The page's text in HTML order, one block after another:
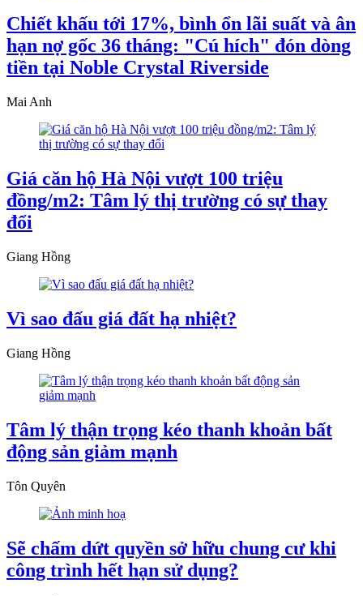
Chiết khấu tới 17%, bình ổn lãi suất và ân
hạn nợ gốc 36 tháng: "Cú hích" đón dòng
tiền tại Noble Crystal Riverside
Mai Anh
Giá căn hộ Hà Nội vượt 100 triệu
đồng/m2: Tâm lý thị trường có sự thay
đổi
Giang Hồng
Vì sao đấu giá đất hạ nhiệt?
Giang Hồng
Tâm lý thận trọng kéo thanh khoản bất
động sản giảm mạnh
Tôn Quyên
Sẽ chấm dứt quyền sở hữu chung cư khi
công trình hết hạn sử dụng?